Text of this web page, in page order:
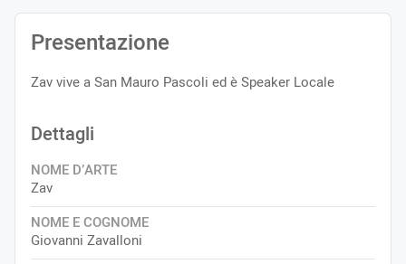
Presentazione
Zav vive a San Mauro Pascoli ed è Speaker Locale
Dettagli
NOME D’ARTE
Zav
NOME E COGNOME
Giovanni Zavalloni